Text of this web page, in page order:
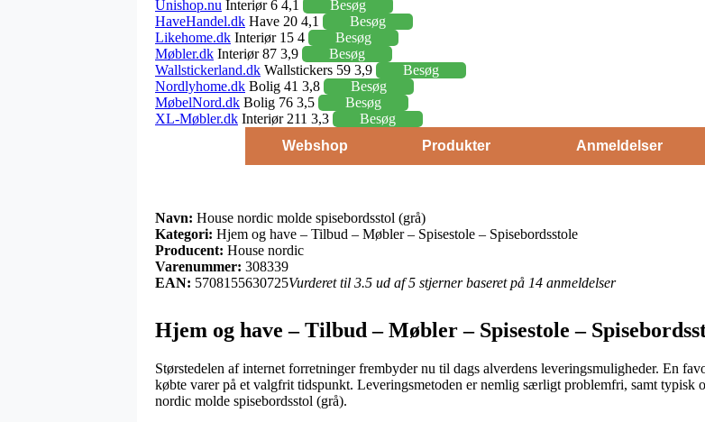
Unishop.nu Interiør 6 4,1
Besøg
HaveHandel.dk Have 20 4,1
Besøg
Likehome.dk Interiør 15 4
Besøg
Møbler.dk Interiør 87 3,9
Besøg
Wallstickerland.dk Wallstickers 59 3,9
Besøg
Nordlyhome.dk Bolig 41 3,8
Besøg
MøbelNord.dk Bolig 76 3,5
Besøg
XL-Møbler.dk Interiør 211 3,3
Besøg
Webshop
Produkter Anmeldelser
Navn: House nordic molde spisebordsstol (grå)
Kategori: Hjem og have – Tilbud – Møbler – Spisestole – Spisebordsstole
Producent: House nordic
Varenummer: 308339
EAN: 5708155630725Vurderet til 3.5 ud af 5 stjerner baseret på 14 anmeldelser
Hjem og have – Tilbud – Møbler – Spisestole –
Størstedelen af internet forretninger frembyder nu til dags alverdens leveringsmuligheder. En
købte varer på et valgfrit tidspunkt. Leveringsmetoden er nemlig særligt problemfri, samt typisk
nordic molde spisebordsstol (grå).